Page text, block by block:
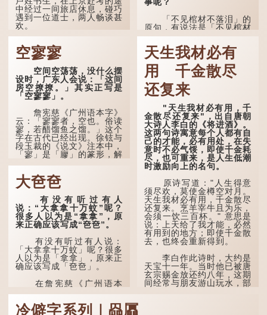
中经过一间旅店休息，碰巧
遇到一位道士，两人畅谈甚
欢。
言谈间，卢姓书生感慨
自己虽贵为读书人，但一直
未能考取功名，仍然贫困，
感到十分落泊。于是，道士
拿出一个青瓷枕头，让卢姓
书生睡一睡，便能满足他希
望得到荣华富贵的愿望。
这时，...
事呢？
「不见棺材不落泪」的
原句，有说法是「不见棺材
不下泪」或「不见亲棺不下
泪」，出自明朝兰陵笑笑生
所著的《金瓶梅词话》第九
十八回。原意是指人未亲眼
见到亲人棺木，便不会真正
感到悲伤；后来引申为比喻
人执迷不悟，不到彻底失
败，便不肯罢休。
许多人对这上半句耳熟
能详，但它其实还有下半句
——「不到黄河心不死」...
空寥寥
空间空荡荡，没什么摆
设时，广东人会说：「这间
房空撩撩。」其实正写是
「空寥寥」。
詹宪慈《广州语本字》
云：「寥寥者，空也。俗读
寥，若醋馏鱼之馏。」这个
字在古代已经出现。徐铉与
段玉裁的《说文》注本中，
「寥」是「廫」的篆形，解
事，以「寥寥安期，虚质高
清」形容空虚无所事事。
唐代《艺文类聚》引晋
孙绰《表哀诗》：「寥寥空
堂，寂寂响户」...
大夿夿
有没有听过有人
说：“大拿拿十万蚊”呢？
很多人以为是“拿拿”，原
来正确应该写成“夿夿”。
有没有听过有人说：
「大拿拿十万蚊」呢？很多
人以为是「拿拿」，原来正
确应该写成「夿夿」。
在詹宪慈《广州语本
大也。俗读夿，若拿……常
语有曰『一个银钱大夿
天生我材必有
用 千金散尽
还复来
"天生我材必有用，千
金散尽还复来"，出自唐朝
大诗人李白的《将进酒》。
这两句诗寓意每个人都有自
己的才能，必有用处，在失
意时不必气馁，即使千金耗
尽，也可重来，是人生低潮
时激励向上的名句。
原诗写道："人生得意
须尽欢，莫使金樽空对月。
天生我材必有用，千金散尽
还复来。烹羊宰牛且为乐，
会须一饮三百杯。" 意思是
说：上天给了我才能，必然
有用到的地方；即使千金散
去，也终会重新得到。
李白作此诗时，大约是
天宝十一年。当时他已被唐
玄宗赐金放还约八年，这期
间经常与朋友游山玩水，部
冷僻字系列｜赑屭